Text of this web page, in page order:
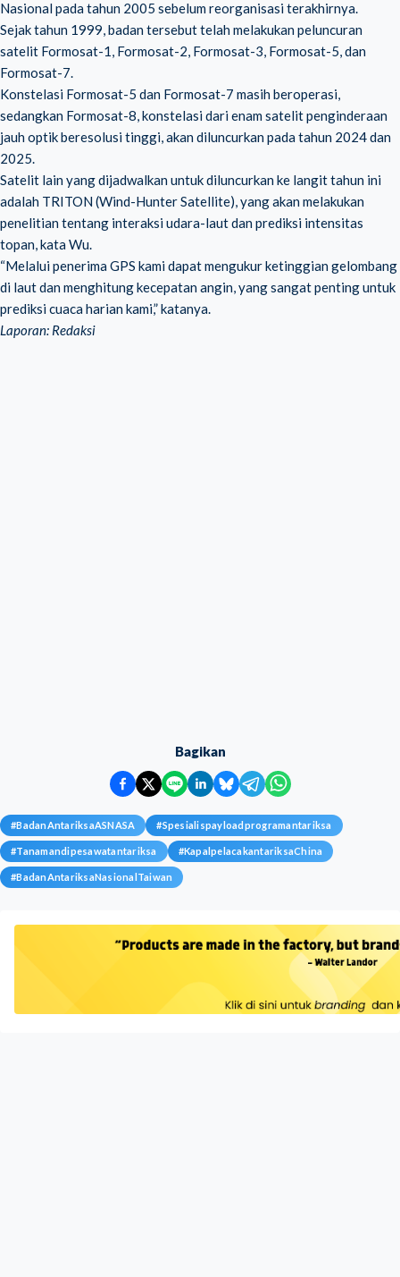
Nasional pada tahun 2005 sebelum reorganisasi terakhirnya.
Sejak tahun 1999, badan tersebut telah melakukan peluncuran
satelit Formosat-1, Formosat-2, Formosat-3, Formosat-5, dan
Formosat-7.
Konstelasi Formosat-5 dan Formosat-7 masih beroperasi,
sedangkan Formosat-8, konstelasi dari enam satelit penginderaan
jauh optik beresolusi tinggi, akan diluncurkan pada tahun 2024 dan
2025.
Satelit lain yang dijadwalkan untuk diluncurkan ke langit tahun ini
adalah TRITON (Wind-Hunter Satellite), yang akan melakukan
penelitian tentang interaksi udara-laut dan prediksi intensitas
topan, kata Wu.
“Melalui penerima GPS kami dapat mengukur ketinggian gelombang
di laut dan menghitung kecepatan angin, yang sangat penting untuk
prediksi cuaca harian kami,” katanya.
Laporan: Redaksi
Bagikan
#BadanAntariksaASNASA #Spesialispayloadprogramantariksa
#Tanamandipesawatantariksa #KapalpelacakantariksaChina
#BadanAntariksaNasionalTaiwan